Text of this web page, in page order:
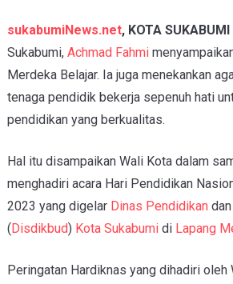
sukabumiNews.net, KOTA SUKABUMI
Sukabumi, Achmad Fahmi
Merdeka Belajar. Ia juga menekankan
tenaga pendidik bekerja sepenuh hati
pendidikan yang berkualitas.
Hal itu disampaikan Wali Kota dalam
menghadiri acara Hari Pendidikan
2023 yang digelar Dinas Pendidikan
(Disdikbud) Kota Sukabumidi Lapang
Peringatan Hardiknas yang dihadiri oleh